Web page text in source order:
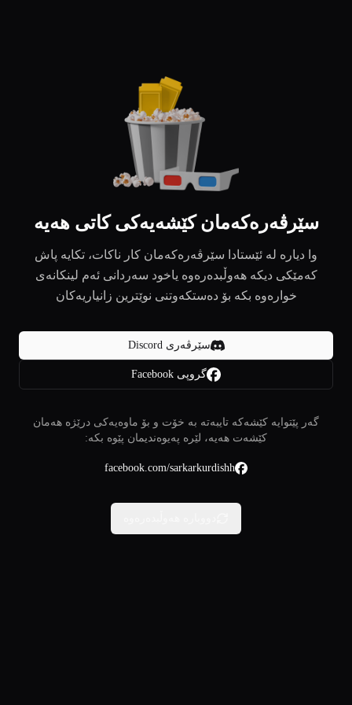
سێرڤەرەکەمان کێشەیەکی کاتی هەیە
وا دیارە لە ئێستادا سێرڤەرەکەمان کار ناکات، تکایە پاش
کەمێکی دیکە هەوڵبدەرەوە یاخود سەردانی ئەم لینکانەی
خوارەوە بکە بۆ دەستکەوتنی نوێترین زانیاریەکان
سێرڤەری Discord
گروپی Facebook
گەر پێتوایە کێشەکە تایبەتە بە خۆت و بۆ ماوەیەکی درێژە هەمان
کێشەت هەیە، لێرە پەیوەندیمان پێوە بکە:
facebook.com/sarkarkurdishh